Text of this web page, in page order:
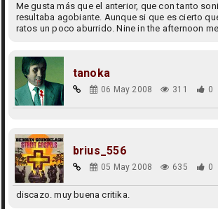
Me gusta más que el anterior, que con tanto
resultaba agobiante. Aunque si que es cierto
ratos un poco aburrido. Nine in the afternoon
tanoka
06 May 2008 311 0
brius_556
05 May 2008 635 0
discazo. muy buena critika.